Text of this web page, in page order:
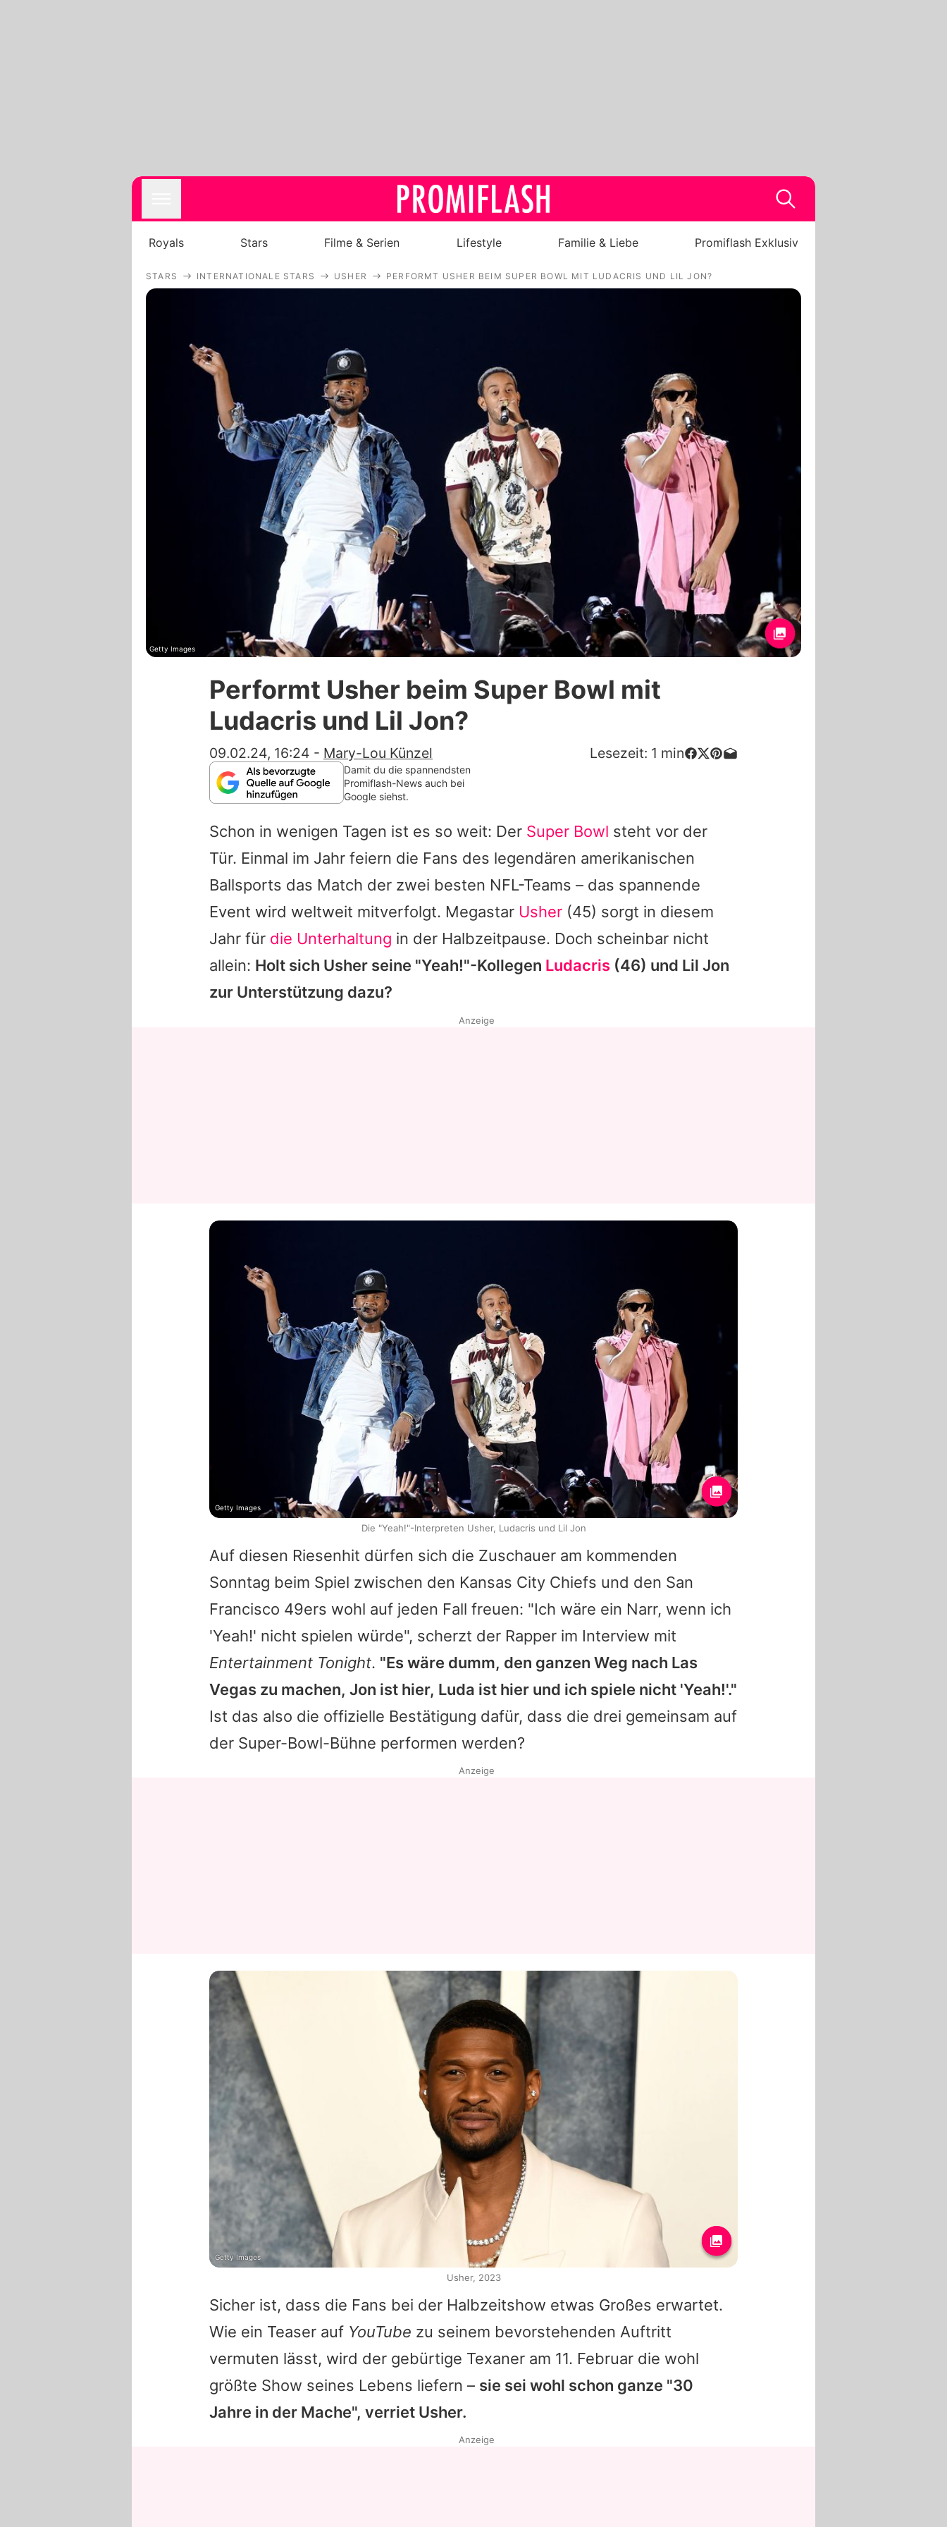
Royals
Lifestyle
Familie & Liebe
Promiflash Exklusiv
Alle Themen auf Promiflash
Jobs
App runterladen
Team
Redaktionelle Richtlinien
Impressum
Datenschutzerklärung
Nutzungsbedingungen
Utiq verwalten
Royals Stars Filme & Serien Lifestyle Familie & Liebe Promiflash Exklusiv
STARS INTERNATIONALE STARS USHER PERFORMT USHER BEIM SUPER BOWL MIT LUDACRIS UND LIL JON?
Getty Images
Performt Usher beim Super Bowl mit
Ludacris und Lil Jon?
09.02.24, 16:24 - Mary-Lou Künzel Lesezeit: 1 min
Damit du die spannendsten
Promiflash-News auch bei
Google siehst.
Schon in wenigen Tagen ist es so weit: Der Super Bowl steht vor der
Tür. Einmal im Jahr feiern die Fans des legendären amerikanischen
Ballsports das Match der zwei besten NFL-Teams – das spannende
Event wird weltweit mitverfolgt. Megastar Usher (45) sorgt in diesem
Jahr für die Unterhaltung in der Halbzeitpause. Doch scheinbar nicht
allein: Holt sich Usher seine "Yeah!"-Kollegen Ludacris (46) und Lil Jon
zur Unterstützung dazu?
Auf diesen Riesenhit dürfen sich die Zuschauer am kommenden
Sonntag beim Spiel zwischen den Kansas City Chiefs und den San
Francisco 49ers wohl auf jeden Fall freuen: "Ich wäre ein Narr, wenn ich
'Yeah!' nicht spielen würde", scherzt der Rapper im Interview mit
Entertainment Tonight. "Es wäre dumm, den ganzen Weg nach Las
Vegas zu machen, Jon ist hier, Luda ist hier und ich spiele nicht 'Yeah!'."
Ist das also die offizielle Bestätigung dafür, dass die drei gemeinsam auf
der Super-Bowl-Bühne performen werden?
Sicher ist, dass die Fans bei der Halbzeitshow etwas Großes erwartet.
Wie ein Teaser auf YouTube zu seinem bevorstehenden Auftritt
vermuten lässt, wird der gebürtige Texaner am 11. Februar die wohl
größte Show seines Lebens liefern – sie sei wohl schon ganze "30
Jahre in der Mache", verriet Usher.
Anzeige
Getty Images
Die "Yeah!"-Interpreten Usher, Ludacris und Lil Jon
Anzeige
Getty Images
Usher, 2023
Anzeige